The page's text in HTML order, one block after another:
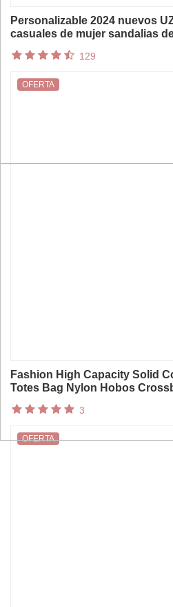
Personalizable 2024 nuevos
casuales de mujer sandalias
129
Fashion High Capacity Solid
Totes Bag Nylon Hobos
OFERTA
3
OFERTA